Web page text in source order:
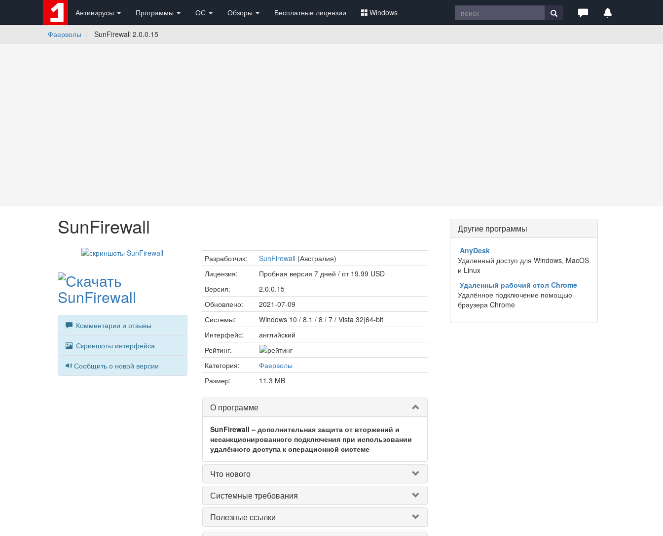
Антивирусы Программы ОС Обзоры Бесплатные лицензии Windows
Фаерволы SunFirewall 2.0.0.15
SunFirewall
Комментарии и отзывы
Скриншоты интерфейса
Сообщить о новой версии
Разработчик: SunFirewall (Австралия)
Лицензия:
Пробная версия 7 дней / от 19.99 USD
Версия:
2.0.0.15
Обновлено:
2021-07-09
Системы:
Windows 10 / 8.1 / 8 / 7 / Vista 32|64-bit
Интерфейс:
английский
Рейтинг:
Категория:
Фаерволы
Размер:
11.3 MB
О программе
SunFirewall – дополнительная защита от вторжений и
несанкционированного подключения при использовании
удалённого доступа к операционной системе
Что нового
Системные требования
Полезные ссылки
Другие программы
AnyDesk
Удаленный доступ для Windows, MacOS
и Linux
Удаленный рабочий стол Chrome
Удалённое подключение помощью
браузера Chrome